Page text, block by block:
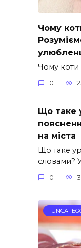
Чому
Чому коти
0
Що таке
на міста
Що таке
словами?
0